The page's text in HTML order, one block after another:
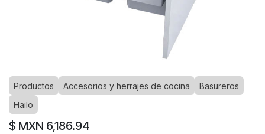
Productos Accesorios y herrajes de cocina
Basureros
Hailo
$ MXN 6,186.94